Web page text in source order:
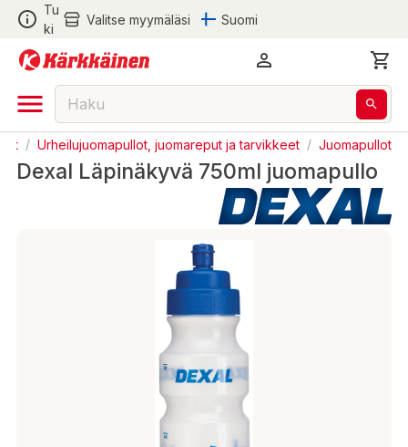
Tu
ki
Valitse myymäläsi Suomi
/ Urheilujuomapullot, juomareput ja tarvikkeet / Juomapullot
Dexal Läpinäkyvä 750ml juomapullo